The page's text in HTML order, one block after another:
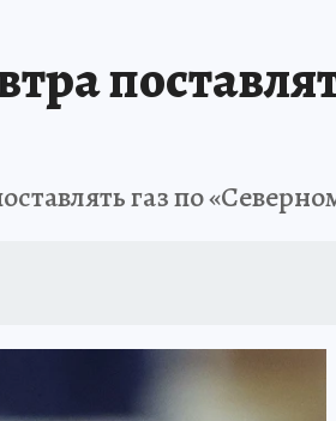
газ по